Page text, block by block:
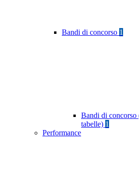
Bandi di concorso 1
Bandi di concorso
tabelle) 1
Performance